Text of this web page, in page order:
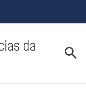
da